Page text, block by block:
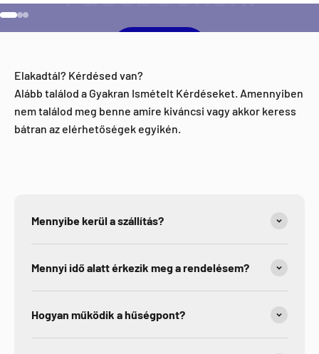
Elakadtál? Kérdésed van?
Alább találod a Gyakran Ismételt Kérdéseket. Amennyiben
nem találod meg benne amire kiváncsi vagy akkor keress
bátran az elérhetőségek egyikén.
Mennyibe kerül a szállítás?
Mennyi idő alatt érkezik meg a rendelésem?
Hogyan működik a hűségpont?